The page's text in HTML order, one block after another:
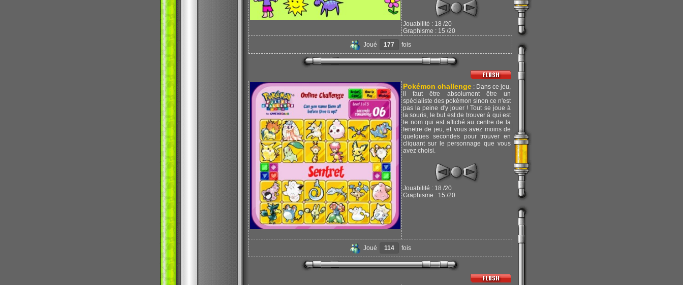
Jouabilité : 18 /20
Graphisme : 15 /20
Joué
177 fois
Pokémon challenge : Dans ce jeu,
il faut être absolument être un
spécialiste des pokémon sinon ce n'est
pas la peine d'y jouer ! Tout se joue à
la souris, le but est de trouver à qui est
le nom qui est affiché au centre de la
fenetre de jeu, et vous avez moins de
quelques secondes pour trouver en
cliquant sur le personnage que vous
avez choisi.
Jouabilité : 18 /20
Graphisme : 15 /20
Joué 114 fois